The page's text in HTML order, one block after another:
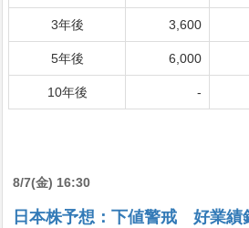
3年後 3,600
5年後 6,000
10年後 -
8/7(金) 16:30
日本株予想：下値警戒 好業績